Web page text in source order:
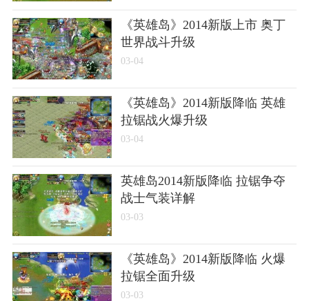
《英雄岛》2014新版上市 奥丁
世界战斗升级
03-04
《英雄岛》2014新版降临 英雄
拉锯战火爆升级
03-04
英雄岛2014新版降临 拉锯争夺
战士气装详解
03-03
《英雄岛》2014新版降临 火爆
拉锯全面升级
03-03